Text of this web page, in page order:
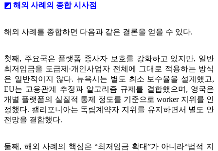
◩ 해외 사례의 종합 시사점
해외 사례를 종합하면 다음과 같은 결론을 얻을 수 있다.
첫째, 주요국은 플랫폼 종사자 보호를 강화하고 있지만, 일반
최저임금을 도급제·개인사업자 전체에 그대로 적용하는 방식
은 일반적이지 않다. 뉴욕시는 별도 최소 보수율을 설계했고,
EU는 고용관계 추정과 알고리즘 규제를 결합했으며, 영국은
개별 플랫폼의 실질적 통제 정도를 기준으로 worker 지위를 인
정했다. 캘리포니아는 독립계약자 지위를 유지하면서 별도 안
전망을 결합했다.
둘째, 해외 사례의 핵심은 “최저임금 확대”가 아니라“법적 지